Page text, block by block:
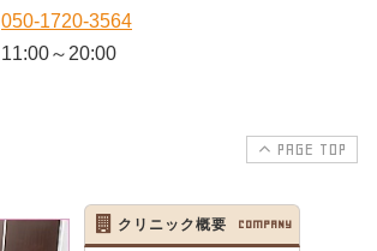
050-1720-3564
11:00～20:00
PAGE TOP
クリニック概要 COMPANY